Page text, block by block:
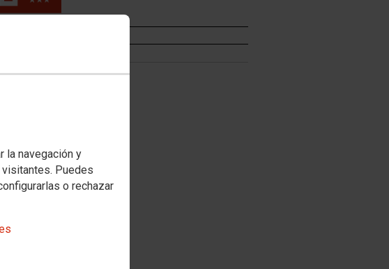
la navegación y
Puedes
o rechazar